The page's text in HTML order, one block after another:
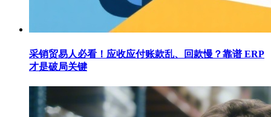
采销贸易人必看！应收应付账款乱、回款慢？靠谱 ERP
才是破局关键